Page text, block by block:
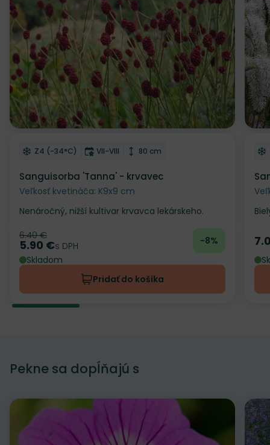
Odober do zoznamu želaní
Mrazuvzdornosť
Z4 (-34°C) Doba kvitnutia
VII-VIII Výška rastliny
80 cm
Sanguisorba 'Tanna' - krvavec
Veľkosť kvetináča: K9x9 cm
Nenáročný, nižší kultivar krvavca lekárskeho.
Pôvodná cena
6.40 €
Cena
5.90 €s DPH
-8%
Skladom
Pridať do košíka
Pekne sa dopĺňajú s